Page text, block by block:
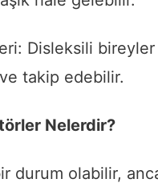
Disleksili bireyler
takip edebilir.
Nelerdir?
olabilir,